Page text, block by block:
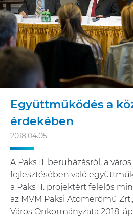
Együttműködés a
érdekében
2018.04.05.
A Paks II. beruházásról, a
fejlesztésében való
a Paks II. projektért felelős
az MVM Paksi Atomerőmű
Város Önkormányzata 2018.